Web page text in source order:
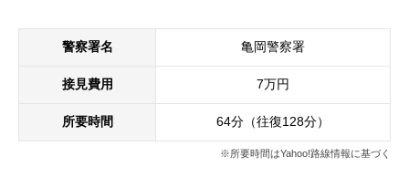
警察署名 亀岡警察署
接見費用 7万円
所要時間 64分（往復128分）
※所要時間はYahoo!路線情報に基づく